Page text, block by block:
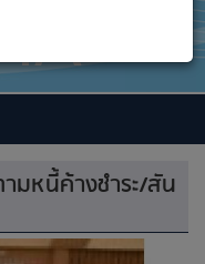
มหนี้ค้างชำระ/สัน